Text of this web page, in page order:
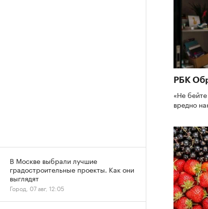
РБК
«Не
вредно
В Москве выбрали лучшие
градостроительные проекты. Как они
выглядят
Город, 07 авг, 12:05